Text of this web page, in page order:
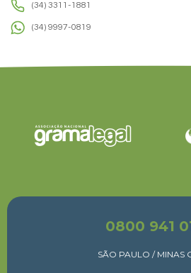
(34) 3311-1881
(34) 9997-0819
0800 941
SÃO PAULO / MINAS